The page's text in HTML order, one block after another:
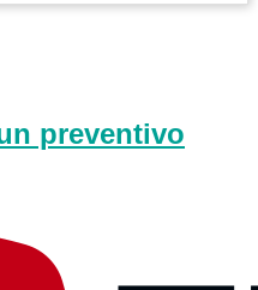
preventivo